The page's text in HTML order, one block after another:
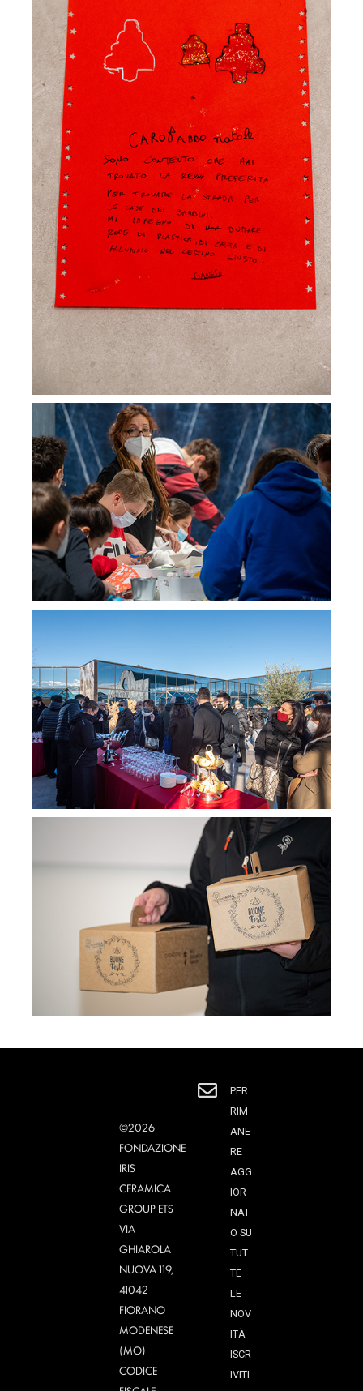
©2026
FONDAZIONE
IRIS
CERAMICA
GROUP ETS
VIA
GHIAROLA
NUOVA 119,
41042
FIORANO
MODENESE
(MO)
CODICE
PER
RIM
ANE
RE
AGG
IOR
NAT
O SU
TUT
TE
LE
NOV
ITÀ
ISCR
IVITI